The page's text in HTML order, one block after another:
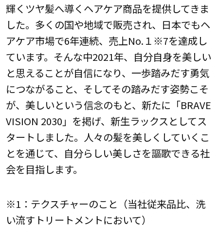
輝くツヤ髪へ導くヘアケア商品を提供してきま
した。多くの国や地域で販売され、日本でもヘ
アケア市場で6年連続、売上No.１※7を達成し
ています。そんな中2021年、自分自身を美しい
と思えることが自信になり、一歩踏みだす勇気
につながること、そしてその踏みだす姿勢こそ
が、美しいという信念のもと、新たに「BRAVE
VISION 2030」を掲げ、新生ラックスとしてス
タートしました。人々の髪を美しくしていくこ
とを通じて、自分らしい美しさを謳歌できる社
会を目指します。
※1：テクスチャーのこと（当社従来品比、洗
い流すトリートメントにおいて）